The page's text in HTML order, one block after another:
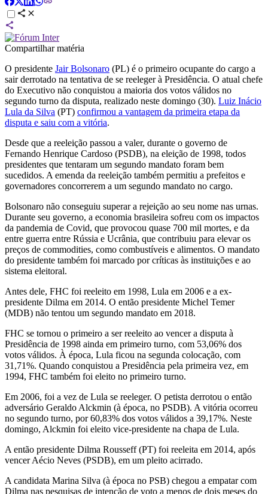
Compartilhar matéria
O presidente Jair Bolsonaro (PL) é o primeiro ocupante do cargo a
sair derrotado na tentativa de se reeleger à Presidência. O atual chefe
do Executivo não conquistou a maioria dos votos válidos no
segundo turno da disputa, realizado neste domingo (30). Luiz Inácio
Lula da Silva (PT) confirmou a vantagem da primeira etapa da
disputa e saiu com a vitória.
Desde que a reeleição passou a valer, durante o governo de
Fernando Henrique Cardoso (PSDB), na eleição de 1998, todos
presidentes que tentaram um segundo mandato foram bem
sucedidos. A emenda da reeleição também permitiu a prefeitos e
governadores concorrerem a um segundo mandato no cargo.
Bolsonaro não conseguiu superar a rejeição ao seu nome nas urnas.
Durante seu governo, a economia brasileira sofreu com os impactos
da pandemia de Covid, que provocou quase 700 mil mortes, e da
entre guerra entre Rússia e Ucrânia, que contribuiu para elevar os
preços de commodities, como combustíveis e alimentos. O mandato
do presidente também foi marcado por críticas às instituições e ao
sistema eleitoral.
Antes dele, FHC foi reeleito em 1998, Lula em 2006 e a ex-
presidente Dilma em 2014. O então presidente Michel Temer
(MDB) não tentou um segundo mandato em 2018.
FHC se tornou o primeiro a ser reeleito ao vencer a disputa à
Presidência de 1998 ainda em primeiro turno, com 53,06% dos
votos válidos. À época, Lula ficou na segunda colocação, com
31,71%. Quando conquistou a Presidência pela primeira vez, em
1994, FHC também foi eleito no primeiro turno.
Em 2006, foi a vez de Lula se reeleger. O petista derrotou o então
adversário Geraldo Alckmin (à época, no PSDB). A vitória ocorreu
no segundo turno, por 60,83% dos votos válidos a 39,17%. Neste
domingo, Alckmin foi eleito vice-presidente na chapa de Lula.
A então presidente Dilma Rousseff (PT) foi reeleita em 2014, após
vencer Aécio Neves (PSDB), em um pleito acirrado.
A candidata Marina Silva (à época no PSB) chegou a empatar com
Dilma nas pesquisas de intenção de voto a menos de dois meses do